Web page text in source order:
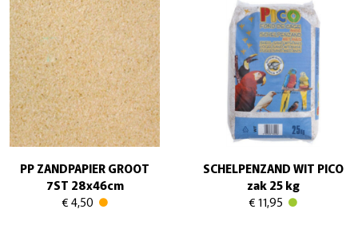
PP ZANDPAPIER GROOT
7ST 28x46cm
€ 4,50
SCHELPENZAND WIT PICO
zak 25 kg
€ 11,95